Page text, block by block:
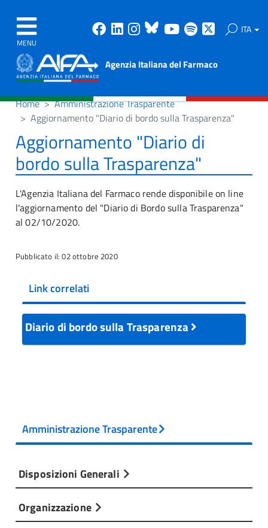
MENU
Facebook
Linkedin
Instagram
Bluesky
Youtube
Spotify ITA
Agenzia Italiana del Farmaco
Home
Amministrazione Trasparente
Aggiornamento "Diario di bordo sulla Trasparenza"
Aggiornamento "Diario di
bordo sulla Trasparenza"
L'Agenzia Italiana del Farmaco rende disponibile on line
l'aggiornamento del "Diario di Bordo sulla Trasparenza"
al 02/10/2020.
Pubblicato il: 02 ottobre 2020
Link correlati
Diario di bordo sulla Trasparenza
Amministrazione Trasparente
Disposizioni Generali
Organizzazione